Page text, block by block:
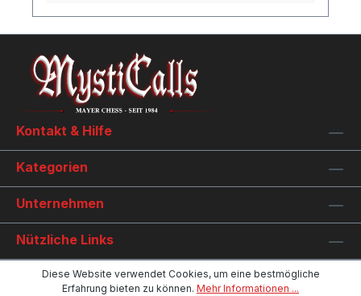
Kontakt & Hilfe
Kategorien
Unternehmen
Nützliche Links
Diese Website verwendet Cookies, um eine bestmögliche
Erfahrung bieten zu können. Mehr Informationen ...